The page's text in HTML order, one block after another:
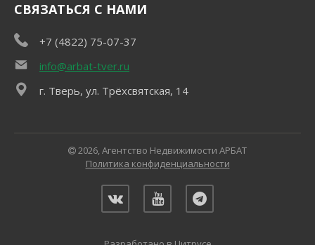
СВЯЗАТЬСЯ С НАМИ
+7 (4822) 75-07-37
info@arbat-tver.ru
г. Тверь, ул. Трёхсвятская, 14
2026, Агентство Недвижимости АРБАТ
Политика конфиденциальности